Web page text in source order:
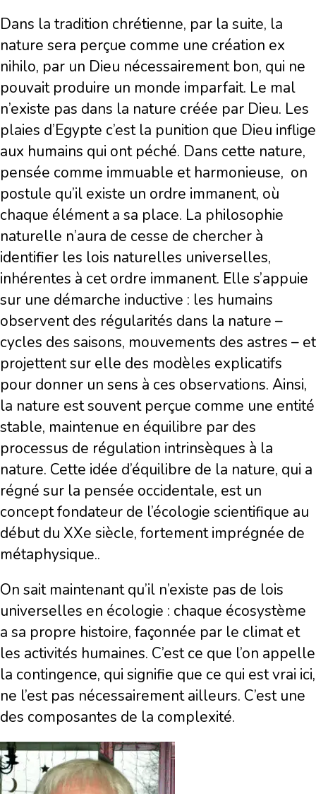
Dans la tradition chrétienne, par la suite, la
nature sera perçue comme une création ex
nihilo, par un Dieu nécessairement bon, qui ne
pouvait produire un monde imparfait. Le mal
n’existe pas dans la nature créée par Dieu. Les
plaies d’Egypte c’est la punition que Dieu inflige
aux humains qui ont péché. Dans cette nature,
pensée comme immuable et harmonieuse, on
postule qu’il existe un ordre immanent, où
chaque élément a sa place. La philosophie
naturelle n’aura de cesse de chercher à
identifier les lois naturelles universelles,
inhérentes à cet ordre immanent. Elle s’appuie
sur une démarche inductive : les humains
observent des régularités dans la nature –
cycles des saisons, mouvements des astres – et
projettent sur elle des modèles explicatifs
pour donner un sens à ces observations. Ainsi,
la nature est souvent perçue comme une entité
stable, maintenue en équilibre par des
processus de régulation intrinsèques à la
nature. Cette idée d’équilibre de la nature, qui a
régné sur la pensée occidentale, est un
concept fondateur de l’écologie scientifique au
début du XXe siècle, fortement imprégnée de
métaphysique..
On sait maintenant qu’il n’existe pas de lois
universelles en écologie : chaque écosystème
a sa propre histoire, façonnée par le climat et
les activités humaines. C’est ce que l’on appelle
la contingence, qui signifie que ce qui est vrai ici,
ne l’est pas nécessairement ailleurs. C’est une
des composantes de la complexité.